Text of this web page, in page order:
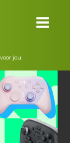
jou